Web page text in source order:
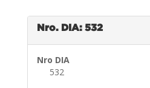
Nro. DIA: 532
Nro DIA
532